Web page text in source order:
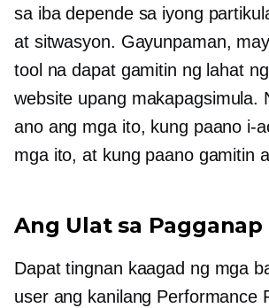
sa iba depende sa iyong
at sitwasyon. Gayunpaman,
tool na dapat gamitin ng lahat
website upang makapagsimula.
ano ang mga ito, kung paano i-
mga ito, at kung paano gamitin
Ang Ulat sa Pagganap
Dapat tingnan kaagad ng mga
user ang kanilang Performance